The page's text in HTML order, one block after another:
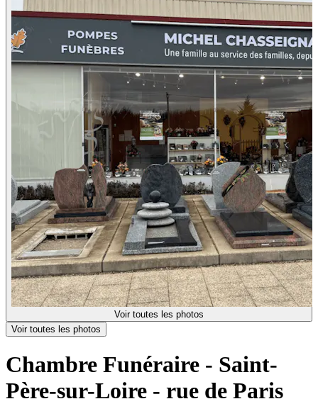
Voir toutes les photos
Voir toutes les photos
Chambre Funéraire - Saint-
Père-sur-Loire - rue de Paris